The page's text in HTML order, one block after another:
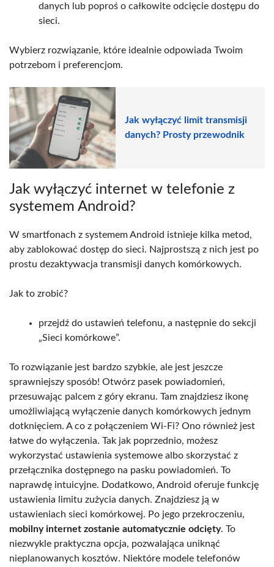
danych lub poproś o całkowite odcięcie dostępu do
sieci.
Wybierz rozwiązanie, które idealnie odpowiada Twoim
potrzebom i preferencjom.
Jak wyłączyć limit transmisji
danych? Prosty przewodnik
Jak wyłączyć internet w telefonie z
systemem Android?
W smartfonach z systemem Android istnieje kilka metod,
aby zablokować dostęp do sieci. Najprostszą z nich jest po
prostu dezaktywacja transmisji danych komórkowych.
Jak to zrobić?
przejdź do ustawień telefonu, a następnie do sekcji
„Sieci komórkowe”.
To rozwiązanie jest bardzo szybkie, ale jest jeszcze
sprawniejszy sposób! Otwórz pasek powiadomień,
przesuwając palcem z góry ekranu. Tam znajdziesz ikonę
umożliwiającą wyłączenie danych komórkowych jednym
dotknięciem. A co z połączeniem Wi-Fi? Ono również jest
łatwe do wyłączenia. Tak jak poprzednio, możesz
wykorzystać ustawienia systemowe albo skorzystać z
przełącznika dostępnego na pasku powiadomień. To
naprawdę intuicyjne. Dodatkowo, Android oferuje funkcję
ustawienia limitu zużycia danych. Znajdziesz ją w
ustawieniach sieci komórkowej. Po jego przekroczeniu,
mobilny internet zostanie automatycznie odcięty. To
niezwykle praktyczna opcja, pozwalająca uniknąć
nieplanowanych kosztów. Niektóre modele telefonów